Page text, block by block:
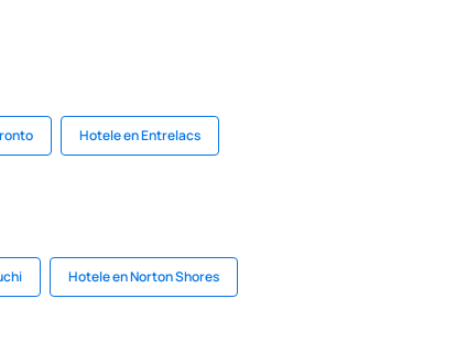
Hotele en Entrelacs
Hotele en Norton Shores